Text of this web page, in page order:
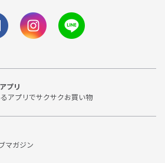
プリ
アプリでサクサクお買い物
マガジン